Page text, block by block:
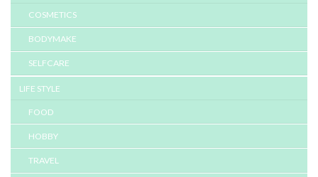
COSMETICS
BODYMAKE
SELFCARE
LIFE STYLE
FOOD
HOBBY
TRAVEL